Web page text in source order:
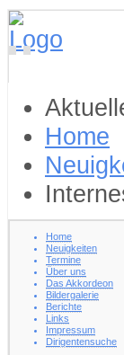
Home
Home
Neuigkeiten
Termine
Über uns
Das Akkordeon
Bildergalerie
Berichte
Links
Impressum
Dirigentensuche